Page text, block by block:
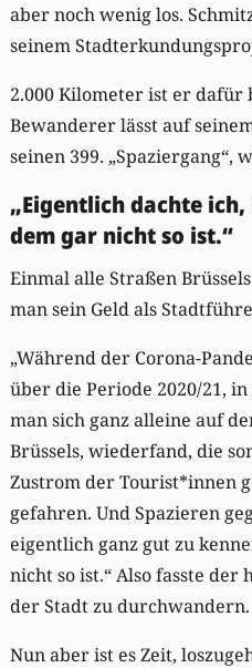
aber noch wenig los.
seinem
2.000 Kilometer ist er dafür
Bewanderer lässt auf
seinen 399. „Spaziergang“,
„Eigentlich dachte
dem gar nicht so ist.“
Einmal alle Straßen
man sein Geld als
„Während der Corona-
über die Periode 2020/21,
man sich ganz alleine auf
Brüssels, wiederfand, die
Zustrom der Tourist*innen
gefahren. Und Spazieren
eigentlich ganz gut zu
nicht so ist.“ Also fasste der
der Stadt zu durchwandern.
Nun aber ist es Zeit,